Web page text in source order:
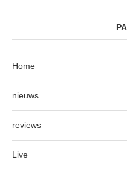
Home
nieuws
reviews
Live